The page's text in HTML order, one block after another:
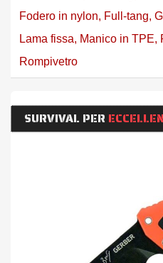
Fodero in nylon, Full-tang,
Lama fissa, Manico in TPE,
Rompivetro
SURVIVAL PER